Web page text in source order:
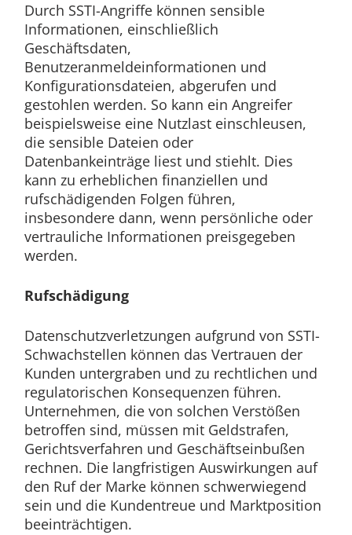
Durch SSTI-Angriffe können sensible
Informationen, einschließlich
Geschäftsdaten,
Benutzeranmeldeinformationen und
Konfigurationsdateien, abgerufen und
gestohlen werden. So kann ein Angreifer
beispielsweise eine Nutzlast einschleusen,
die sensible Dateien oder
Datenbankeinträge liest und stiehlt. Dies
kann zu erheblichen finanziellen und
rufschädigenden Folgen führen,
insbesondere dann, wenn persönliche oder
vertrauliche Informationen preisgegeben
werden.
Rufschädigung
Datenschutzverletzungen aufgrund von SSTI-
Schwachstellen können das Vertrauen der
Kunden untergraben und zu rechtlichen und
regulatorischen Konsequenzen führen.
Unternehmen, die von solchen Verstößen
betroffen sind, müssen mit Geldstrafen,
Gerichtsverfahren und Geschäftseinbußen
rechnen. Die langfristigen Auswirkungen auf
den Ruf der Marke können schwerwiegend
sein und die Kundentreue und Marktposition
beeinträchtigen.